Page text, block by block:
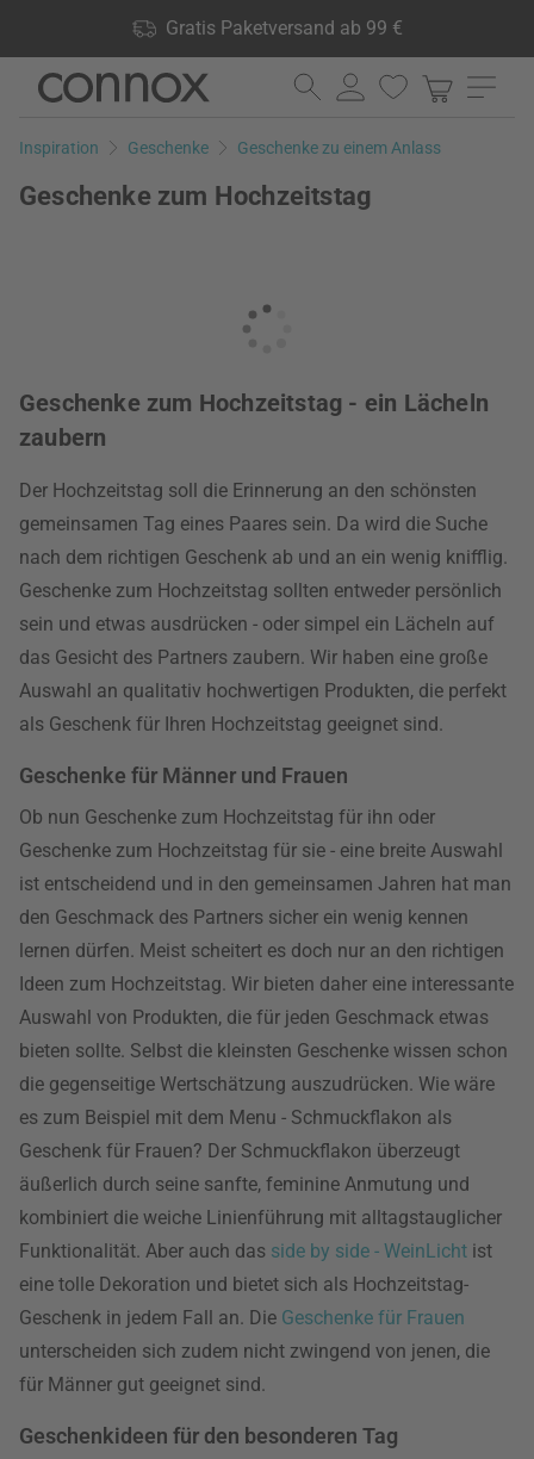
Gratis Paketversand ab 99 €
lagernd, 60 Tage Rückgaberecht
Direkt
Seiteninhalt
Direkt
Suchfeld
Inspiration Geschenke Geschenke zu einem Anlass
Geschenke zum Hochzeitstag
Geschenke zum Hochzeitstag - ein Lächeln
zaubern
Der Hochzeitstag soll die Erinnerung an den schönsten
gemeinsamen Tag eines Paares sein. Da wird die Suche
nach dem richtigen Geschenk ab und an ein wenig knifflig.
Geschenke zum Hochzeitstag sollten entweder persönlich
sein und etwas ausdrücken - oder simpel ein Lächeln auf
das Gesicht des Partners zaubern. Wir haben eine große
Auswahl an qualitativ hochwertigen Produkten, die perfekt
als Geschenk für Ihren Hochzeitstag geeignet sind.
Geschenke für Männer und Frauen
Ob nun Geschenke zum Hochzeitstag für ihn oder
Geschenke zum Hochzeitstag für sie - eine breite Auswahl
ist entscheidend und in den gemeinsamen Jahren hat man
den Geschmack des Partners sicher ein wenig kennen
lernen dürfen. Meist scheitert es doch nur an den richtigen
Ideen zum Hochzeitstag. Wir bieten daher eine interessante
Auswahl von Produkten, die für jeden Geschmack etwas
bieten sollte. Selbst die kleinsten Geschenke wissen schon
die gegenseitige Wertschätzung auszudrücken. Wie wäre
es zum Beispiel mit dem Menu - Schmuckflakon als
Geschenk für Frauen? Der Schmuckflakon überzeugt
äußerlich durch seine sanfte, feminine Anmutung und
kombiniert die weiche Linienführung mit alltagstauglicher
Funktionalität. Aber auch das side by side - WeinLicht ist
eine tolle Dekoration und bietet sich als Hochzeitstag-
Geschenk in jedem Fall an. Die Geschenke für Frauen
unterscheiden sich zudem nicht zwingend von jenen, die
für Männer gut geeignet sind.
Geschenkideen für den besonderen Tag